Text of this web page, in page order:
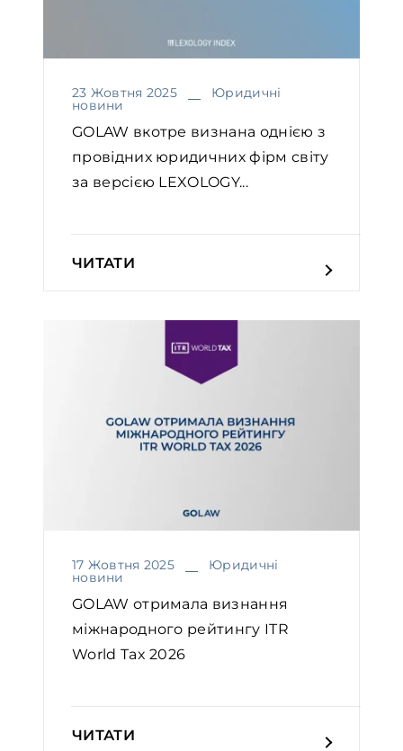
23 Жовтня 2025 Юридичні
новини
GOLAW вкотре визнана однією з
провідних юридичних фірм світу
за версією LEXOLOGY...
ЧИТАТИ
17 Жовтня 2025 Юридичні
новини
GOLAW отримала визнання
міжнародного рейтингу ITR
World Tax 2026￼
ЧИТАТИ